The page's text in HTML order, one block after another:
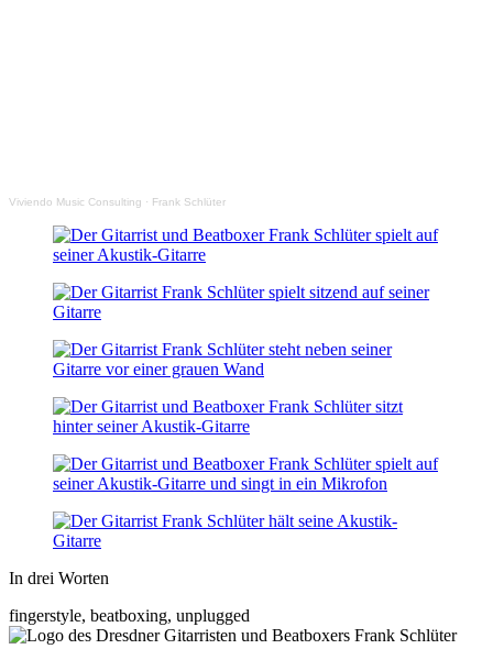
Viviendo Music Consulting · Frank Schlüter
In drei Worten
fingerstyle, beatboxing, unplugged